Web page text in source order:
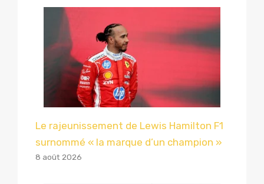
Le rajeunissement de Lewis Hamilton F1
surnommé « la marque d’un champion »
8 août 2026